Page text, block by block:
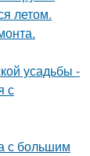
летом.
усадьбы -
с
с большим